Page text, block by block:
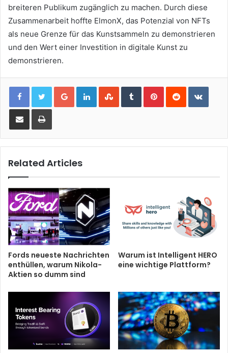
breiteren Publikum zugänglich zu machen. Durch diese
Zusammenarbeit hoffte ElmonX, das Potenzial von NFTs
als neue Grenze für das Kunstsammeln zu demonstrieren
und den Wert einer Investition in digitale Kunst zu
demonstrieren.
Google+LinkedInStumbleUpon
TumblrPinterestReddit
Share via Email Print
Related Articles
Fords neueste Nachrichten
enthüllen, warum Nikola-
Aktien so dumm sind
Warum ist Intelligent HERO
eine wichtige Plattform?